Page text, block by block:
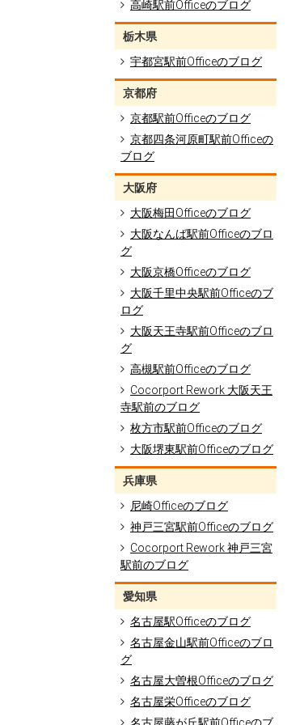
高崎駅前Officeのブログ
栃木県
宇都宮駅前Officeのブログ
京都府
京都駅前Officeのブログ
京都四条河原町駅前Officeの
ブログ
大阪府
大阪梅田Officeのブログ
大阪なんば駅前Officeのブロ
グ
大阪京橋Officeのブログ
大阪千里中央駅前Officeのブ
ログ
大阪天王寺駅前Officeのブロ
グ
高槻駅前Officeのブログ
Cocorport Rework 大阪天王
寺駅前のブログ
枚方市駅前Officeのブログ
大阪堺東駅前Officeのブログ
兵庫県
尼崎Officeのブログ
神戸三宮駅前Officeのブログ
Cocorport Rework 神戸三宮
駅前のブログ
愛知県
名古屋駅Officeのブログ
名古屋金山駅前Officeのブロ
グ
名古屋大曽根Officeのブログ
名古屋栄Officeのブログ